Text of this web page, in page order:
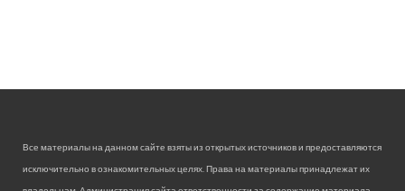
Все материалы на данном сайте взяты из открытых источников и предоставляются
исключительно в ознакомительных целях. Права на материалы принадлежат их